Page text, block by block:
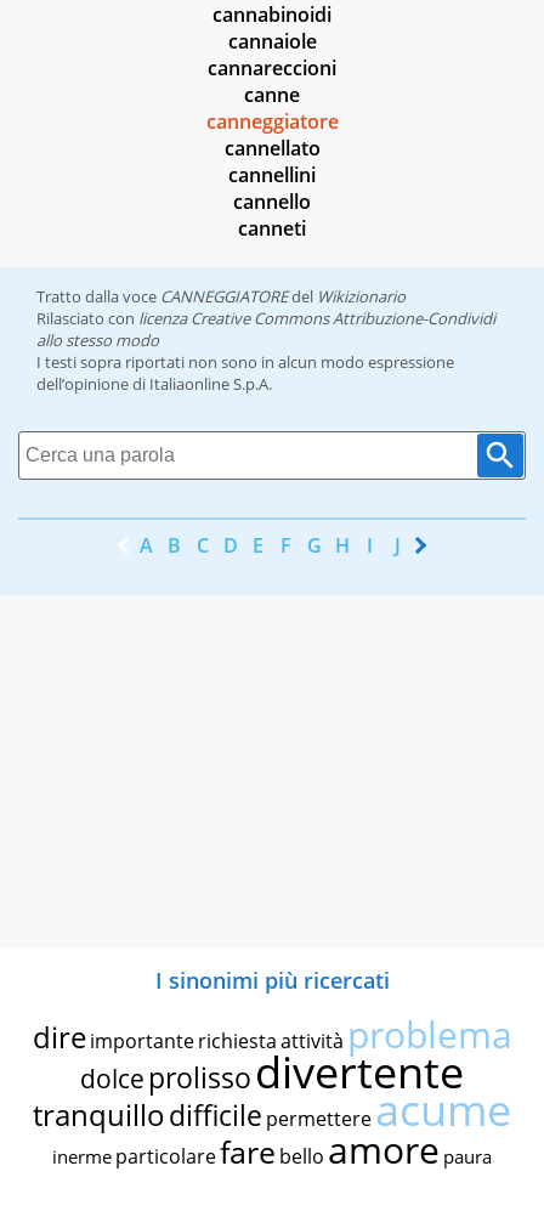
cannabinoidi
cannaiole
cannareccioni
canne
canneggiatore
cannellato
cannellini
cannello
canneti
Tratto dalla voce CANNEGGIATOREdel Wikizionario
Rilasciato con licenza Creative Commons Attribuzione-Condividi
allo stesso modo
I testi sopra riportati non sono in alcun modo espressione
dell’opinione di Italiaonline S.p.A.
A B C D E F G H I J K
I sinonimi più ricercati
dire importante richiestaattività problema
dolce prolissodivertente
tranquillodifficile permettereacume
inerme particolarefare bello amore paura